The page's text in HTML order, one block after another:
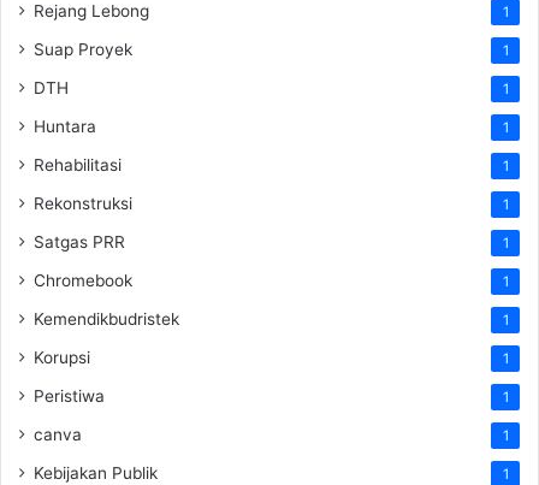
Rejang Lebong 1
Suap Proyek 1
DTH 1
Huntara 1
Rehabilitasi 1
Rekonstruksi 1
Satgas PRR 1
Chromebook 1
Kemendikbudristek 1
Korupsi 1
Peristiwa 1
canva 1
Kebijakan Publik 1